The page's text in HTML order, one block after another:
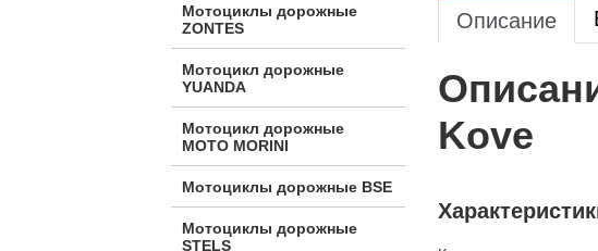
Мотоциклы дорожные
ZONTES
Мотоцикл дорожные
YUANDA
Мотоцикл дорожные
МОТО MORINI
Мотоциклы дорожные BSE
Мотоциклы дорожные
STELS
Описание
Kove